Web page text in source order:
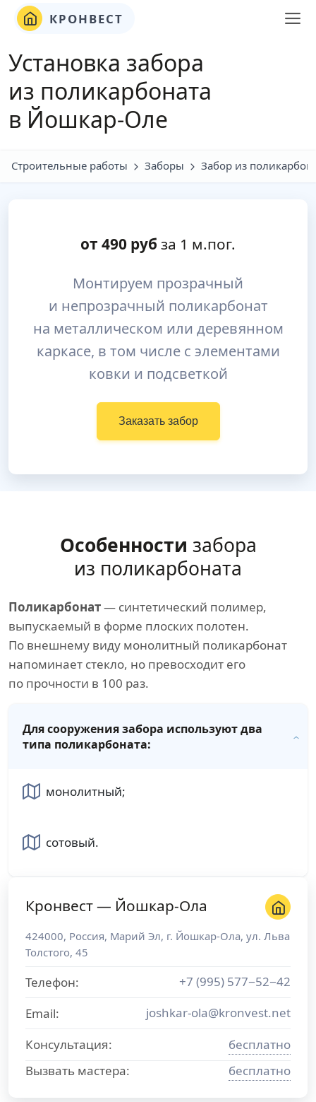
КРОНВЕСТ
Установка забора
из поликарбоната
в Йошкар-Оле
Строительные работы Заборы Забор из
от 490 руб за 1 м.пог.
Монтируем прозрачный
и непрозрачный поликарбонат
на металлическом или деревянном
каркасе, в том числе с элементами
ковки и подсветкой
Заказать забор
Особенности забора
из поликарбоната
Поликарбонат— синтетический полимер,
выпускаемый в форме плоских полотен.
По внешнему виду монолитный поликарбонат
напоминает стекло, но превосходит его
по прочности в 100 раз.
Для сооружения забора используют два
типа поликарбоната:
монолитный;
сотовый.
Кронвест — Йошкар-Ола
424000, Россия, Марий Эл, г. Йошкар-Ола, ул. Льва
Толстого, 45
Телефон:
+7 (995) 577−52−42
Email:
joshkar-ola@kronvest.net
Консультация:
бесплатно
Вызвать мастера:
бесплатно